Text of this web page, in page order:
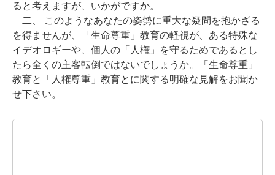
ると考えますが、いかがですか。
二、 このようなあなたの姿勢に重大な疑問を抱かざる
を得ませんが、「生命尊重」教育の軽視が、ある特殊な
イデオロギーや、個人の「人権」を守るためであるとし
たら全くの主客転倒ではないでしょうか。「生命尊重」
教育と「人権尊重」教育とに関する明確な見解をお聞か
せ下さい。